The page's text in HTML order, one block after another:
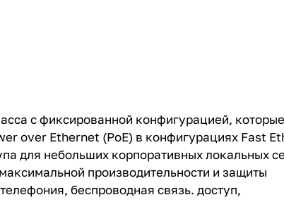
с фиксированной конфигурацией, которые
over Ethernet (PoE) в конфигурациях Fast
для небольших корпоративных локальных
производительности и защиты
беспроводная связь. доступ,